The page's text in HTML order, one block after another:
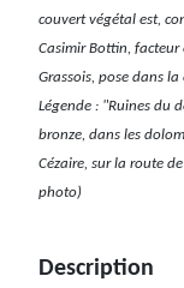
couvert végétal est,
Casimir Bottin, facteur
Grassois, pose dans
Légende : "Ruines du
bronze, dans les
Cézaire, sur la route
photo)
Description